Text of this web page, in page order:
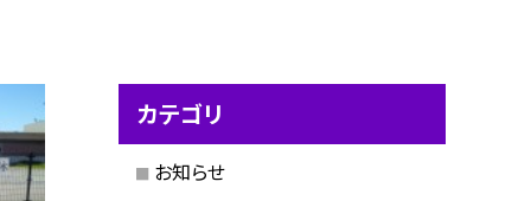
カテゴリ
お知らせ